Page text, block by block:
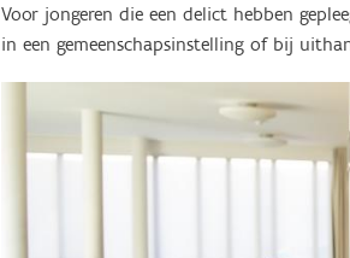
Voor jongeren die een delict hebben
in een gemeenschapsinstelling of bij